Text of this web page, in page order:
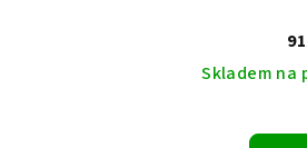
Skladem na